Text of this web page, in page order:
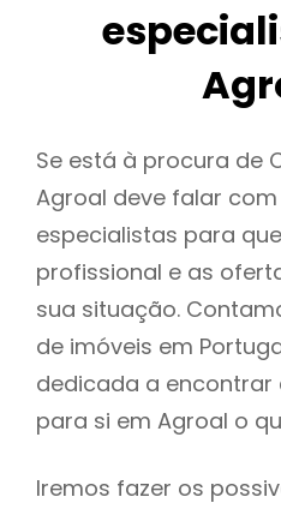
Se está à procura de
Agroal deve falar
especialistas para
profissional e as
sua situação.
de imóveis em
dedicada a encontrar
para si em Agroal o
Iremos fazer os